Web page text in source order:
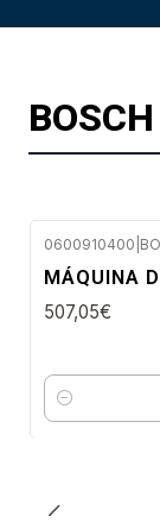
0600910400
MÁQUINA
507,05€
Quantidade